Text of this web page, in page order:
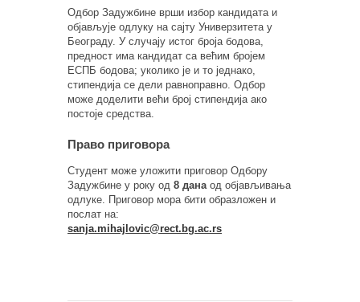
Одбор Задужбине врши избор кандидата и
објављује одлуку на сајту Универзитета у
Београду. У случају истог броја бодова,
предност има кандидат са већим бројем
ЕСПБ бодова; уколико је и то једнако,
стипендија се дели равноправно. Одбор
може доделити већи број стипендија ако
постоје средства.
Право приговора
Студент може уложити приговор Одбору
Задужбине у року од 8 данаод објављивања
одлуке. Приговор мора бити образложен и
послат на:
sanja.mihajlovic@rect.bg.ac.rs